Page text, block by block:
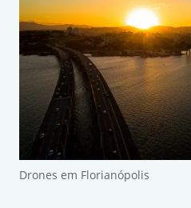
Drones em Florianópolis